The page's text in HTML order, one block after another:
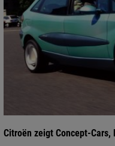
Citroën zeigt Concept-Cars,